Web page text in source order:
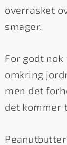
overrasket
smager.
For godt
omkring
men det
det kommer